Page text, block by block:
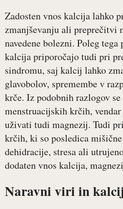
Zadosten vnos kalcija lahko
zmanjševanju ali preprečitvi
navedene bolezni. Poleg
kalcija priporočajo tudi pri
sindromu, saj kalcij lahko
glavobolov, spremembe v
krče. Iz podobnih razlogov
menstruacijskih krčih,
uživati tudi magnezij. Tudi
krčih, ki so posledica
dehidracije, stresa ali
dodaten vnos kalcija,
Naravni viri in